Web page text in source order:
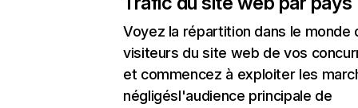
Voyez la répartition dans le monde
visiteurs du site web de vos
et commencez à exploiter les
négligésl'audience principale de